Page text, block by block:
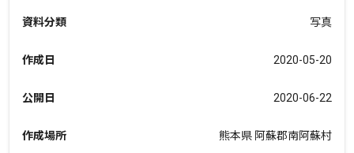
資料分類 写真
作成日 2020-05-20
公開日 2020-06-22
作成場所 熊本県 阿蘇郡南阿蘇村